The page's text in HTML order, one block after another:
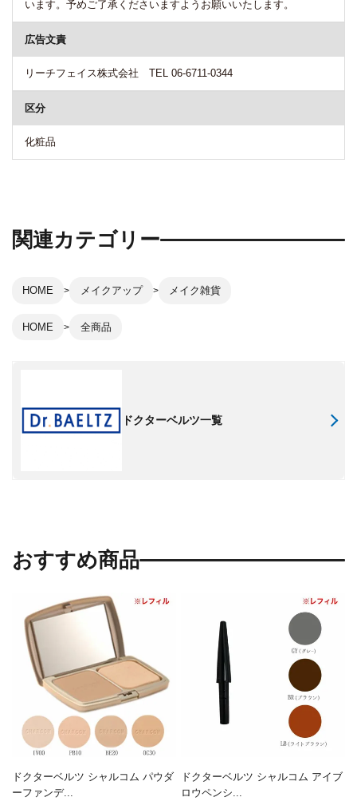
います。予めご了承くださいますようお願いいたします。
広告文責
リーチフェイス株式会社 TEL 06-6711-0344
区分
化粧品
関連カテゴリー
HOME メイクアップ メイク雑貨
HOME 全商品
ドクターベルツ一覧
おすすめ商品
ドクターベルツ シャルコム パウダ
ーファンデ...
ドクターベルツ シャルコム アイブ
ロウペンシ...